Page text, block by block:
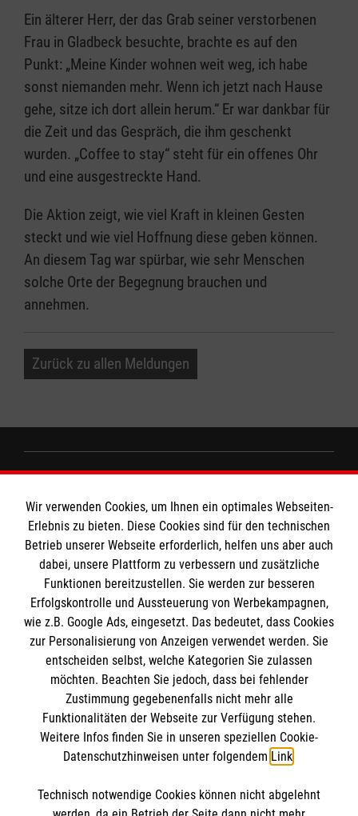
Ein älterer Herr, der das Grab seiner verstorbenen
Frau in Gladbeck besuchte, brachte es auf den
Punkt: „Meine Kinder wohnen weit weg, ich habe
sonst niemanden mehr. Wenn ich jetzt nach Hause
gehe, sitze ich dort allein herum.“ Er war dankbar für
die Zeit und das Gespräch, die ihm geschenkt
wurden. „Coffee to stay“ steht für ein offenes Ohr
und eine ausgestreckte Hand.
Die Aktion zeigt, wie viel Kraft in kleinen Gesten
steckt und wie viel Hoffnung diese geben können.
An diesem Tag war spürbar, wie sehr Menschen
solche Orte der Begegnung brauchen und
annehmen.
Zurück zu allen Meldungen
Impressum
Datenschutz
Kontakt
Die Malteser
Malteser in Deutschland
Malteserorden
Sharepoint
Spendenkonto
Empfänger: Malteser Hilfsdienst e.V.
Bank: Pax-Bank für Kirche und Caritas eG
IBAN: DE29370601201201206266
BIC: GENODED1PA7
So finden Sie uns
Maxstraße 20
Wir verwenden Cookies, um Ihnen ein optimales Webseiten-
Erlebnis zu bieten. Diese Cookies sind für den technischen
Betrieb unserer Webseite erforderlich, helfen uns aber auch
dabei, unsere Plattform zu verbessern und zusätzliche
Funktionen bereitzustellen. Sie werden zur besseren
Erfolgskontrolle und Aussteuerung von Werbekampagnen,
wie z.B. Google Ads, eingesetzt. Das bedeutet, dass Cookies
zur Personalisierung von Anzeigen verwendet werden. Sie
entscheiden selbst, welche Kategorien Sie zulassen
möchten. Beachten Sie jedoch, dass bei fehlender
Zustimmung gegebenenfalls nicht mehr alle
Funktionalitäten der Webseite zur Verfügung stehen.
Weitere Infos finden Sie in unseren speziellen Cookie-
Datenschutzhinweisen unter folgendem Link.
Technisch notwendige Cookies können nicht abgelehnt